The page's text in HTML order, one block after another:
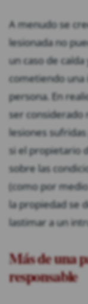
A menudo se
lesionada no
un caso de
cometiendo una
persona. En
ser considerado
lesiones
si el propietario
sobre las
(como por
la propiedad se
lastimar a un
Más de una
responsable